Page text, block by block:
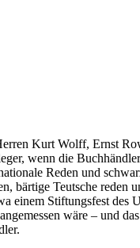
Kurt Wolff, Ernst
wenn die
Reden und
bärtige Teutsche reden
einem Stiftungsfest des
wäre – und